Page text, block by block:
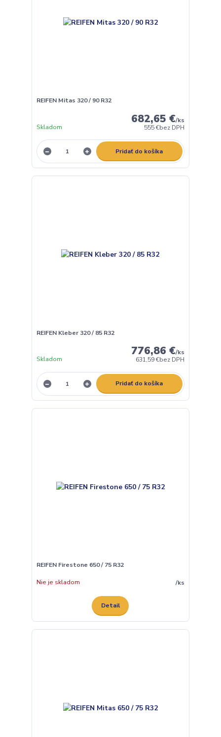
REIFEN Mitas 320 / 90 R32
682,65 €/ks
555 €bez DPH
Skladom
Pridať do košíka
REIFEN Kleber 320 / 85 R32
776,86 €/ks
631,59 €bez DPH
Skladom
Pridať do košíka
REIFEN Firestone 650 / 75 R32
/ks
Nie je skladom
Detail